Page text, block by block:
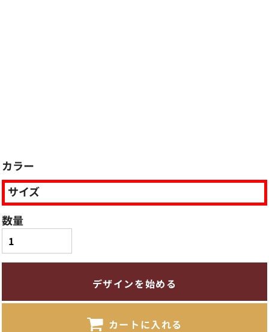
カラー
サイズ
数量
デザインを始める
カートに入れる